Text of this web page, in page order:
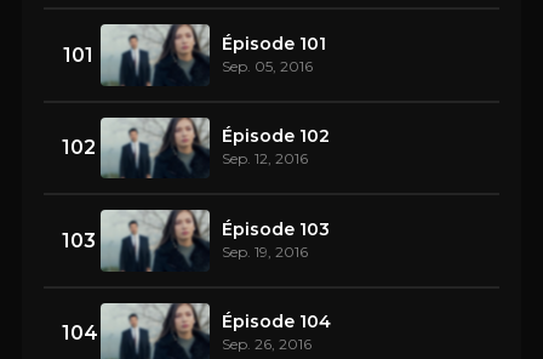
101 Épisode 101
Sep. 05, 2016
102 Épisode 102
Sep. 12, 2016
103 Épisode 103
Sep. 19, 2016
104 Épisode 104
Sep. 26, 2016